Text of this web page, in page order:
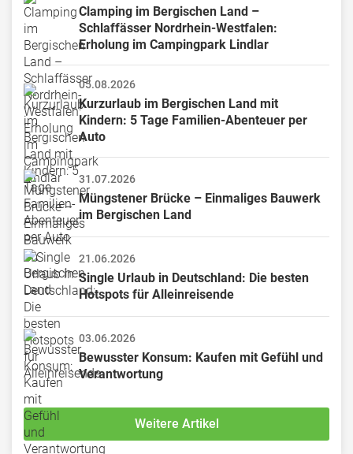
Clamping im Bergischen Land –
Schlaffässer Nordrhein-Westfalen:
Erholung im Campingpark Lindlar
05.08.2026
Kurzurlaub im Bergischen Land mit
Kindern: 5 Tage Familien-Abenteuer per
Auto
31.07.2026
Müngstener Brücke – Einmaliges Bauwerk
im Bergischen Land
21.06.2026
Single Urlaub in Deutschland: Die besten
Hotspots für Alleinreisende
03.06.2026
Bewusster Konsum: Kaufen mit Gefühl und
Verantwortung
Weitere Artikel